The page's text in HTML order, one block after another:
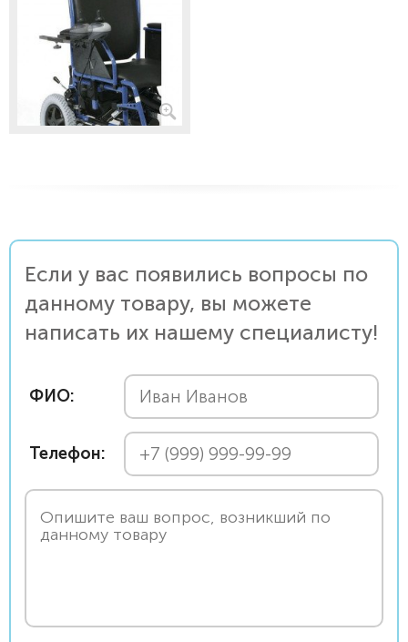
Если у вас появились вопросы по
данному товару, вы можете
написать их нашему специалисту!
ФИО:
Телефон: